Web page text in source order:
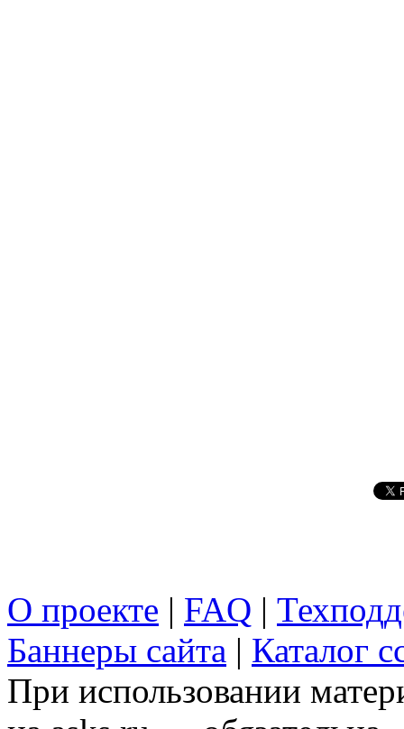
О проекте | FAQ |
Баннеры сайта | Каталог
При использовании